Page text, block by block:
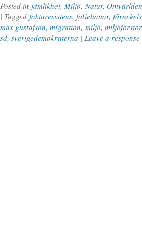
Posted in jämlikhet, Miljö, Natur, Omvärlden
| Tagged faktaresistens, foliehattar,
max gustafson, migration, miljö,
sd, sverigedemokraterna | Leave a response